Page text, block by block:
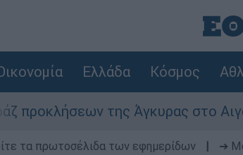
Ελλάδα Κόσμος
της Άγκυρας στο Αιγαίο:
τα πρωτοσέλιδα των εφημερίδων ➔